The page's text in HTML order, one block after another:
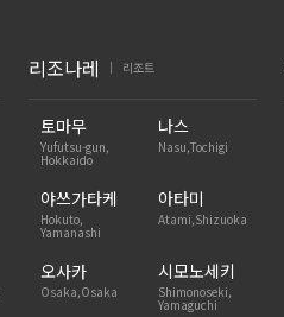
리조나레 리조트
토마무
Yufutsu-gun,
Hokkaido
나스
Nasu,Tochigi
야쓰가타케
Hokuto,
Yamanashi
아타미
Atami,Shizuoka
오사카
Osaka,Osaka
시모노세키
Shimonoseki,
Yamaguchi